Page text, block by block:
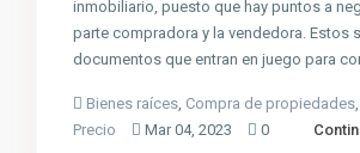
inmobiliario, puesto que hay puntos a
parte compradora y la vendedora. Estos
documentos que entran en juego para
Bienes raíces Compra de propiedades
Precio
Mar 04, 2023 0